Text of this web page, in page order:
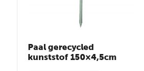
Paal gerecycled
kunststof 150×4,5cm